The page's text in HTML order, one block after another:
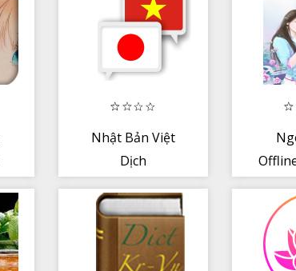
Nhật Bản Việt
Dịch